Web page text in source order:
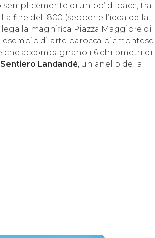
di un po’ di pace, tra
fine dell’800 (sebbene l’idea della
la magnifica Piazza Maggiore di
di arte barocca piemontese.
che accompagnano i 6 chilometri di
Sentiero Landandè, un anello della